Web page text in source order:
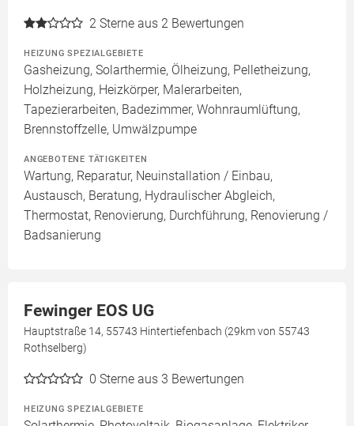
2 Sterne aus 2 Bewertungen
HEIZUNG SPEZIALGEBIETE
Gasheizung, Solarthermie, Ölheizung, Pelletheizung,
Holzheizung, Heizkörper, Malerarbeiten,
Tapezierarbeiten, Badezimmer, Wohnraumlüftung,
Brennstoffzelle, Umwälzpumpe
ANGEBOTENE TÄTIGKEITEN
Wartung, Reparatur, Neuinstallation / Einbau,
Austausch, Beratung, Hydraulischer Abgleich,
Thermostat, Renovierung, Durchführung, Renovierung /
Badsanierung
Fewinger EOS UG
Hauptstraße 14, 55743 Hintertiefenbach (29km von 55743
Rothselberg)
0 Sterne aus 3 Bewertungen
HEIZUNG SPEZIALGEBIETE